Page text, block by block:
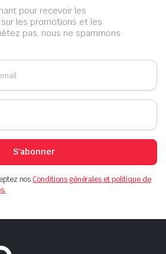
pour recevoir les
les promotions et les
pas, nous ne spammons
S'abonner
nosConditions générales et politique de